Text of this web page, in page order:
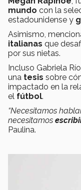
mundo con la
estadounidense y
Asimismo,
italianas que
por sus nietas.
Incluso Gabriela
una tesis sobre
impactado en la
el fútbol.
“Necesitamos
necesitamos
Paulina.